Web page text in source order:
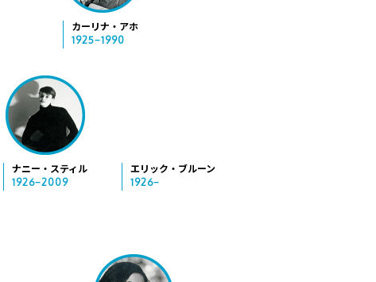
カーリナ・アホ
1925−1990
ナニー・スティル
1926−2009
エリック・ブルーン
1926−